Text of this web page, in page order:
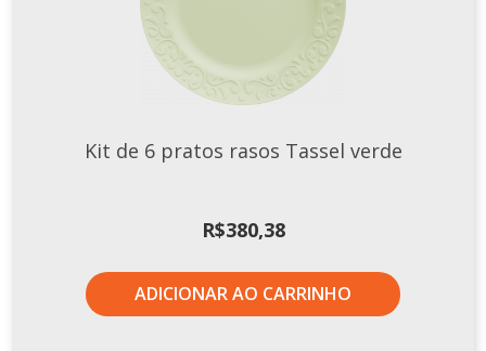
Kit de 6 pratos rasos Tassel verde
R$380,38
ADICIONAR AO CARRINHO